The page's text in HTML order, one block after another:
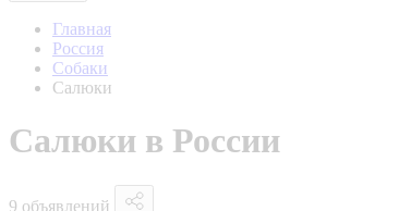
Главная
Россия
Собаки
Салюки
Салюки в России
9 объявлений